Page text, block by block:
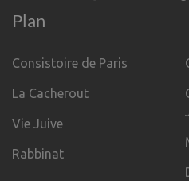
Plan
Consistoire de Paris
La Cacherout
Vie Juive
Rabbinat